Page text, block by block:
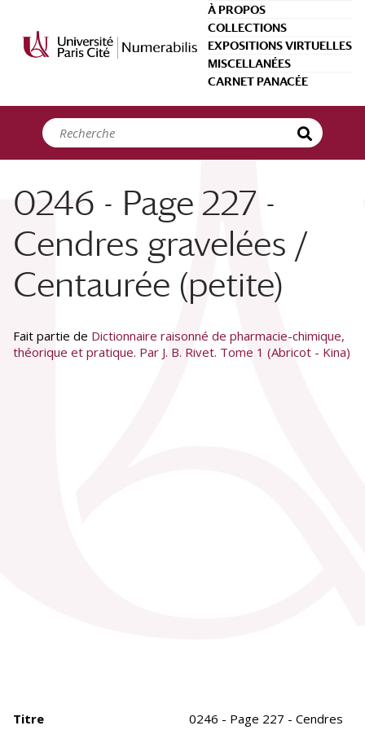
À PROPOS
COLLECTIONS
EXPOSITIONS VIRTUELLES
MISCELLANÉES
CARNET PANACÉE
0246 - Page 227 -
Cendres gravelées /
Centaurée (petite)
Fait partie de Dictionnaire raisonné de pharmacie-chimique,
théorique et pratique. Par J. B. Rivet. Tome 1 (Abricot - Kina)
Titre
0246 - Page 227 - Cendres